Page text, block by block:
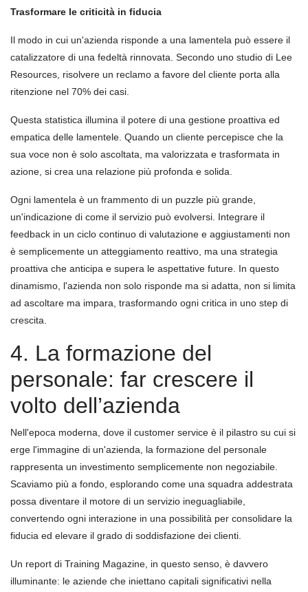
Trasformare le criticità in fiducia
Il modo in cui un'azienda risponde a una lamentela può essere il
catalizzatore di una fedeltà rinnovata. Secondo uno studio di Lee
Resources, risolvere un reclamo a favore del cliente porta alla
ritenzione nel 70% dei casi.
Questa statistica illumina il potere di una gestione proattiva ed
empatica delle lamentele. Quando un cliente percepisce che la
sua voce non è solo ascoltata, ma valorizzata e trasformata in
azione, si crea una relazione più profonda e solida.
Ogni lamentela è un frammento di un puzzle più grande,
un'indicazione di come il servizio può evolversi. Integrare il
feedback in un ciclo continuo di valutazione e aggiustamenti non
è semplicemente un atteggiamento reattivo, ma una strategia
proattiva che anticipa e supera le aspettative future. In questo
dinamismo, l'azienda non solo risponde ma si adatta, non si limita
ad ascoltare ma impara, trasformando ogni critica in uno step di
crescita.
4. La formazione del
personale: far crescere il
volto dell’azienda
Nell'epoca moderna, dove il customer service è il pilastro su cui si
erge l'immagine di un'azienda, la formazione del personale
rappresenta un investimento semplicemente non negoziabile.
Scaviamo più a fondo, esplorando come una squadra addestrata
possa diventare il motore di un servizio ineguagliabile,
convertendo ogni interazione in una possibilità per consolidare la
fiducia ed elevare il grado di soddisfazione dei clienti.
Un report di Training Magazine, in questo senso, è davvero
illuminante: le aziende che iniettano capitali significativi nella